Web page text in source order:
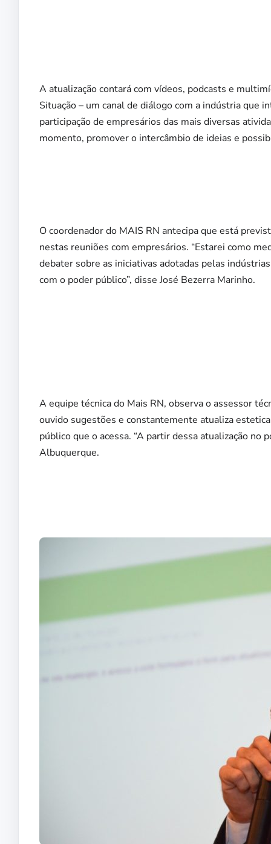
A atualização contará com vídeos, podcasts e
Situação – um canal de diálogo com a indústria que
participação de empresários das mais diversas
momento, promover o intercâmbio de ideias e
O coordenador do MAIS RN antecipa que está
nestas reuniões com empresários. “Estarei como
debater sobre as iniciativas adotadas pelas
com o poder público”, disse José Bezerra Marinho.
A equipe técnica do Mais RN, observa o assessor
ouvido sugestões e constantemente atualiza
público que o acessa. “A partir dessa atualização no
Albuquerque.